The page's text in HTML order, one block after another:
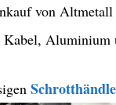
von
Aluminium